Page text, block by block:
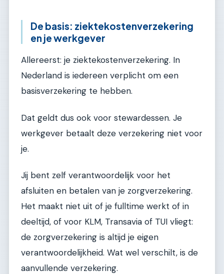
De basis: ziektekostenverzekering
en je werkgever
Allereerst: je ziektekostenverzekering. In
Nederland is iedereen verplicht om een
basisverzekering te hebben.
Dat geldt dus ook voor stewardessen. Je
werkgever betaalt deze verzekering niet voor
je.
Jij bent zelf verantwoordelijk voor het
afsluiten en betalen van je zorgverzekering.
Het maakt niet uit of je fulltime werkt of in
deeltijd, of voor KLM, Transavia of TUI vliegt:
de zorgverzekering is altijd je eigen
verantwoordelijkheid. Wat wel verschilt, is de
aanvullende verzekering.